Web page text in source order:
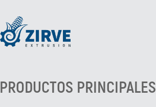
PRODUCTOS PRINCIPALES